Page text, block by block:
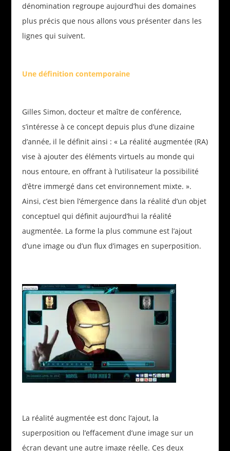
dénomination regroupe aujourd’hui des domaines
plus précis que nous allons vous présenter dans les
lignes qui suivent.
Une définition contemporaine
Gilles Simon, docteur et maître de conférence,
s’intéresse à ce concept depuis plus d’une dizaine
d’année, il le définit ainsi : « La réalité augmentée (RA)
vise à ajouter des éléments virtuels au monde qui
nous entoure, en offrant à l’utilisateur la possibilité
d’être immergé dans cet environnement mixte. ».
Ainsi, c’est bien l’émergence dans la réalité d’un objet
conceptuel qui définit aujourd’hui la réalité
augmentée. La forme la plus commune est l’ajout
d’une image ou d’un flux d’images en superposition.
La réalité augmentée est donc l’ajout, la
superposition ou l’effacement d’une image sur un
écran devant une autre image réelle. Ces deux